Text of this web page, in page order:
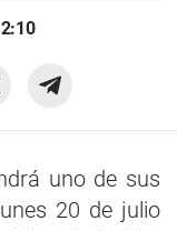
uno de sus
20 de julio